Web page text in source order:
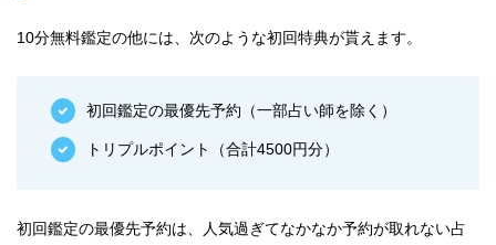
10分無料鑑定の他には、次のような初回特典が貰えます。
初回鑑定の最優先予約（一部占い師を除く）
トリプルポイント（合計4500円分）
初回鑑定の最優先予約は、人気過ぎてなかなか予約が取れない占